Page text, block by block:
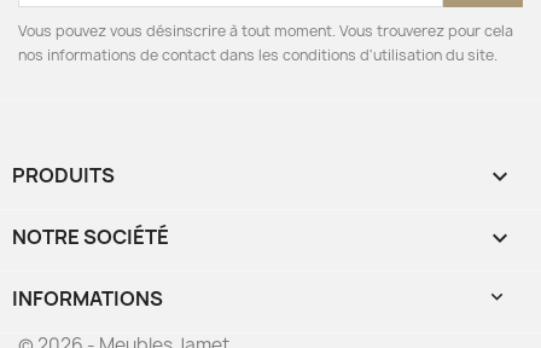
Vous pouvez vous désinscrire à tout moment. Vous trouverez pour cela
nos informations de contact dans les conditions d'utilisation du site.
PRODUITS 
NOTRE SOCIÉTÉ 
INFORMATIONS keyboard_arrow_down